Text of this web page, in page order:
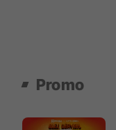
Promo